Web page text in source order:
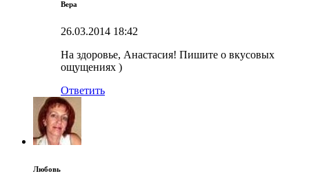
Вера
26.03.2014 18:42
На здоровье, Анастасия! Пишите о вкусовых
ощущениях )
Ответить
Любовь